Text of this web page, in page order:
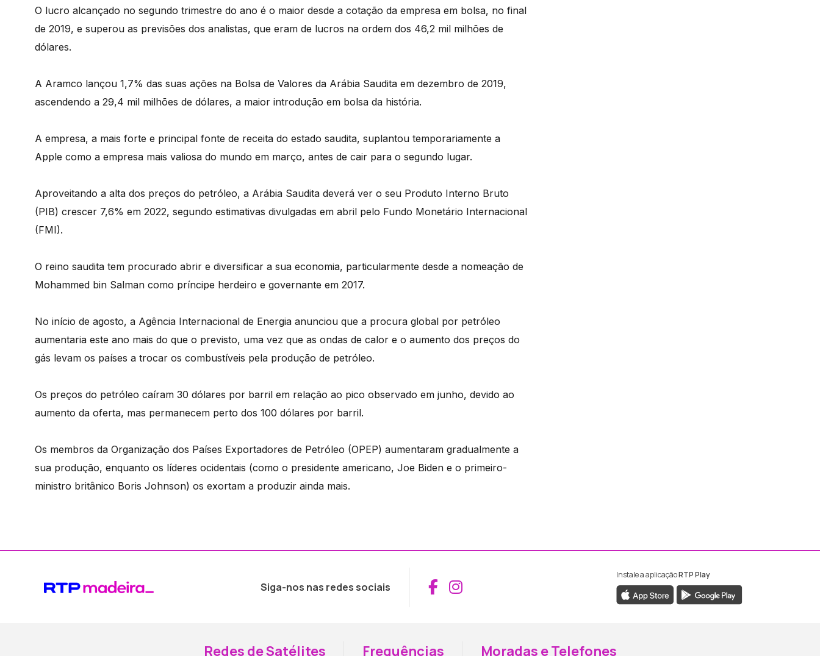
O lucro alcançado no segundo trimestre do ano é o maior desde a cotação da empresa em bolsa, no final
de 2019, e superou as previsões dos analistas, que eram de lucros na ordem dos 46,2 mil milhões de
dólares.
A Aramco lançou 1,7% das suas ações na Bolsa de Valores da Arábia Saudita em dezembro de 2019,
ascendendo a 29,4 mil milhões de dólares, a maior introdução em bolsa da história.
A empresa, a mais forte e principal fonte de receita do estado saudita, suplantou temporariamente a
Apple como a empresa mais valiosa do mundo em março, antes de cair para o segundo lugar.
Aproveitando a alta dos preços do petróleo, a Arábia Saudita deverá ver o seu Produto Interno Bruto
(PIB) crescer 7,6% em 2022, segundo estimativas divulgadas em abril pelo Fundo Monetário Internacional
(FMI).
O reino saudita tem procurado abrir e diversificar a sua economia, particularmente desde a nomeação de
Mohammed bin Salman como príncipe herdeiro e governante em 2017.
No início de agosto, a Agência Internacional de Energia anunciou que a procura global por petróleo
aumentaria este ano mais do que o previsto, uma vez que as ondas de calor e o aumento dos preços do
gás levam os países a trocar os combustíveis pela produção de petróleo.
Os preços do petróleo caíram 30 dólares por barril em relação ao pico observado em junho, devido ao
aumento da oferta, mas permanecem perto dos 100 dólares por barril.
Os membros da Organização dos Países Exportadores de Petróleo (OPEP) aumentaram gradualmente a
sua produção, enquanto os líderes ocidentais (como o presidente americano, Joe Biden e o primeiro-
ministro britânico Boris Johnson) os exortam a produzir ainda mais.
Siga-nos nas redes sociais Aceder ao Facebook da RTP Madeira
Aceder ao Instagram da RTP Madeira
Instale a aplicaçãoRTP Play
Redes de Satélites Frequências Moradas e Telefones